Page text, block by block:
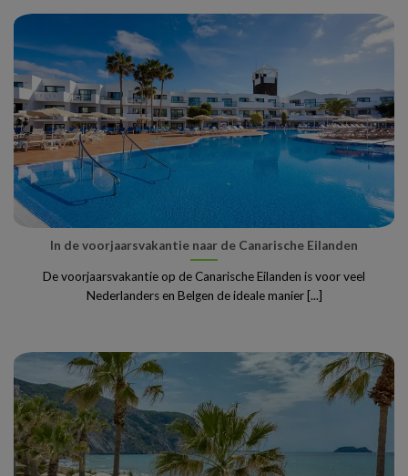
In de voorjaarsvakantie naar de Canarische Eilanden
De voorjaarsvakantie op de Canarische Eilanden is voor veel
Nederlanders en Belgen de ideale manier [...]